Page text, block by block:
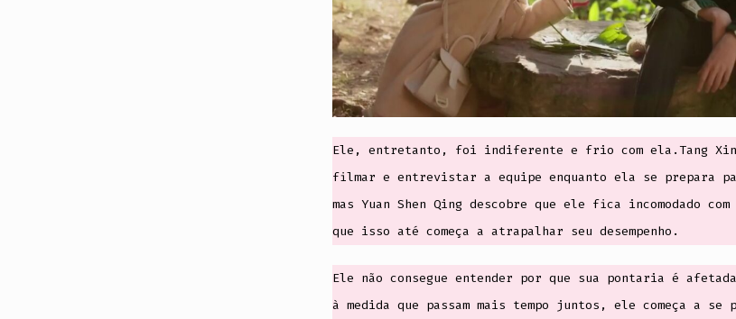
Ele, entretanto, foi indiferente e frio com ela.Tang
filmar e entrevistar a equipe enquanto ela se prepara
mas Yuan Shen Qing descobre que ele fica incomodado
que isso até começa a atrapalhar seu desempenho.
Ele não consegue entender por que sua pontaria é
à medida que passam mais tempo juntos, ele começa a